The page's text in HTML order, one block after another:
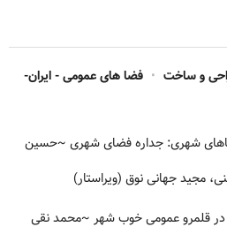
و ساخت • فضا های عمومی - ایران-
شهری: جداره فضای شهری ~حسین
مجید جهانی نوق (ویراستار)
قلمرو عمومی خوب شهر ~محمد نقی